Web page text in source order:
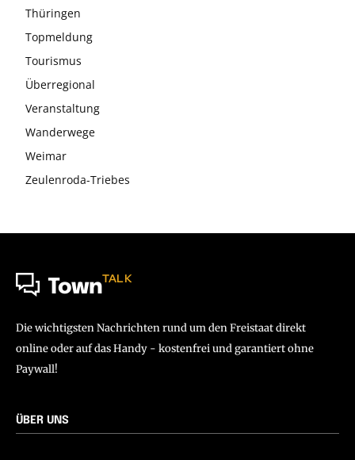
Thüringen
Topmeldung
Tourismus
Überregional
Veranstaltung
Wanderwege
Weimar
Zeulenroda-Triebes
TownTALK
Die wichtigsten Nachrichten rund um den Freistaat direkt
online oder auf das Handy - kostenfrei und garantiert ohne
Paywall!
ÜBER UNS